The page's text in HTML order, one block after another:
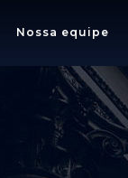
Nossa equipe